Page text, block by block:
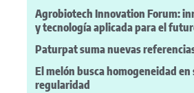
Agrobiotech Innovation Forum:
y tecnología aplicada para el
Paturpat suma nuevas
El melón busca homogeneidad en
regularidad